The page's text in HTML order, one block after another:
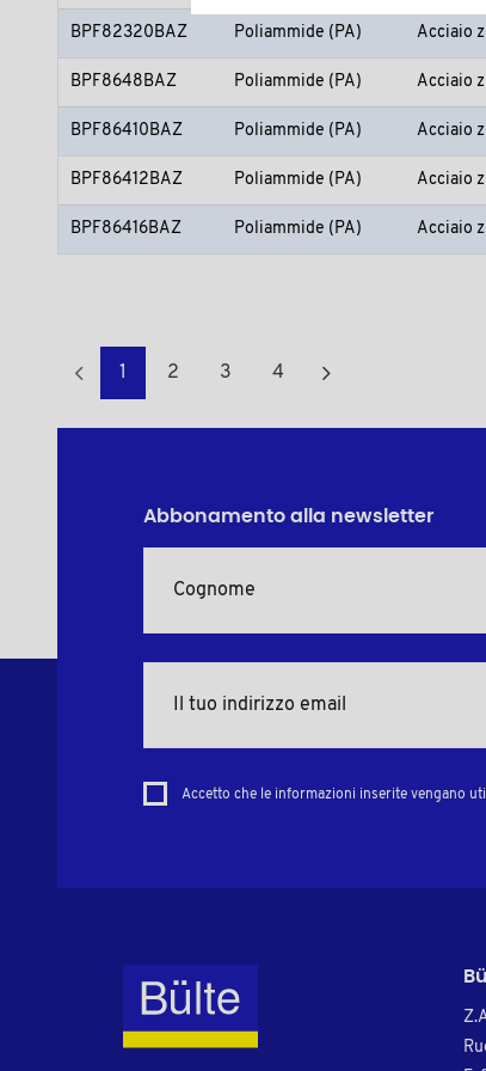
BPF82320BAZ Poliammide (PA) Acciaio
BPF8648BAZ Poliammide (PA) Acciaio
BPF86410BAZ Poliammide (PA) Acciaio
BPF86412BAZ Poliammide (PA) Acciaio
BPF86416BAZ Poliammide (PA) Acciaio
1 2 3 4
Abbonamento alla newsletter
Accetto che le informazioni inserite vengano